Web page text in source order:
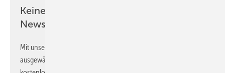
Keine Zeit? Kein Problem mit dem GEB
Newsletter!
Mit unserem Newsletter erhalten Sie regelmäßig von uns
ausgewählte Informationen und Neuigkeiten, gebündelt und